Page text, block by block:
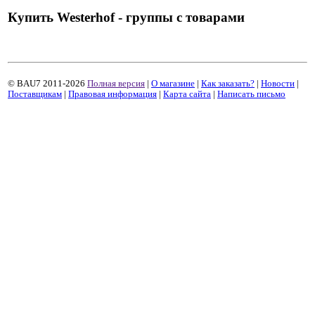
Купить Westerhof - группы с товарами
© BAU7 2011-2026 Полная версия | О магазине | Как заказать? | Новости |
Поставщикам | Правовая информация | Карта сайта | Написать письмо